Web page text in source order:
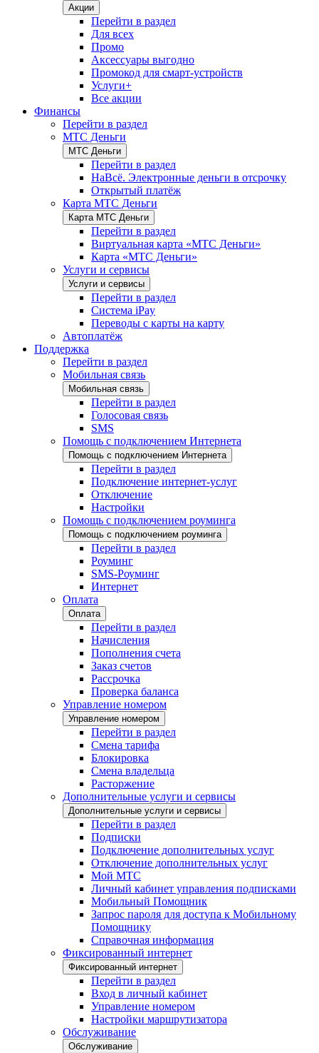
Акции
Перейти в раздел
Для всех
Промо
Аксессуары выгодно
Промокод для смарт-устройств
Услуги+
Все акции
Финансы
Перейти в раздел
МТС Деньги
МТС Деньги
Перейти в раздел
НаВсё. Электронные деньги в отсрочку
Открытый платёж
Карта МТС Деньги
Карта МТС Деньги
Перейти в раздел
Виртуальная карта «МТС Деньги»
Карта «МТС Деньги»
Услуги и сервисы
Услуги и сервисы
Перейти в раздел
Система iPay
Переводы с карты на карту
Автоплатёж
Поддержка
Перейти в раздел
Мобильная связь
Мобильная связь
Перейти в раздел
Голосовая связь
SMS
Помощь с подключением Интернета
Помощь с подключением Интернета
Перейти в раздел
Подключение интернет-услуг
Отключение
Настройки
Помощь с подключением роуминга
Помощь с подключением роуминга
Перейти в раздел
Роуминг
SMS-Роуминг
Интернет
Оплата
Оплата
Перейти в раздел
Начисления
Пополнения счета
Заказ счетов
Рассрочка
Проверка баланса
Управление номером
Управление номером
Перейти в раздел
Смена тарифа
Блокировка
Смена владельца
Расторжение
Дополнительные услуги и сервисы
Дополнительные услуги и сервисы
Перейти в раздел
Подписки
Подключение дополнительных услуг
Отключение дополнительных услуг
Мой МТС
Личный кабинет управления подписками
Мобильный Помощник
Запрос пароля для доступа к Мобильному
Помощнику
Справочная информация
Фиксированный интернет
Фиксированный интернет
Перейти в раздел
Вход в личный кабинет
Управление номером
Настройки маршрутизатора
Обслуживание
Обслуживание